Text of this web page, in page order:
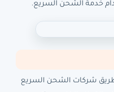
شركات الشحن السريع